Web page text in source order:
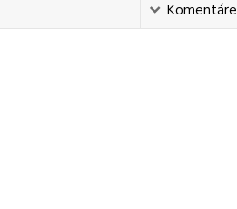
Komentáre